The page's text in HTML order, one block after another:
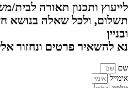
לייעוץ ותכנון תאורה
תשלום, ולכל שאלה בנושא
ובניין
נא להשאיר פרטים ונחזור
שם
אימייל